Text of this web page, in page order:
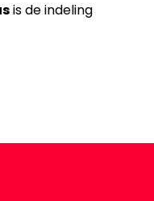
is de indeling